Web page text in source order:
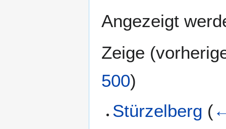
Angezeigt
Zeige (
500)
Stürzelberg (